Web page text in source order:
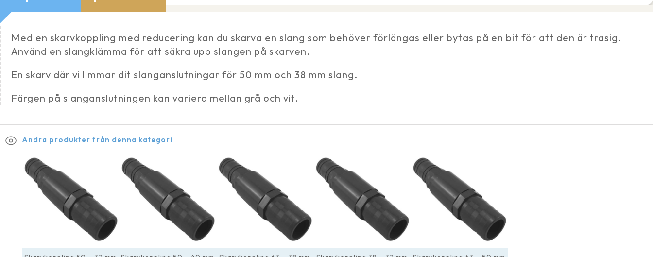
Med en skarvkoppling med reducering kan du skarva en slang som behöver förlängas eller bytas på en bit för att den är trasig.
Använd en slangklämma för att säkra upp slangen på skarven.
En skarv där vi limmar dit slanganslutningar för 50 mm och 38 mm slang.
Färgen på slanganslutningen kan variera mellan grå och vit.
Andra produkter från denna kategori